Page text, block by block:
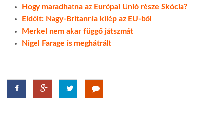
Hogy maradhatna az Európai Unió része Skócia?
Eldőlt: Nagy-Britannia kilép az EU-ból
Merkel nem akar függő játszmát
Nigel Farage is meghátrált